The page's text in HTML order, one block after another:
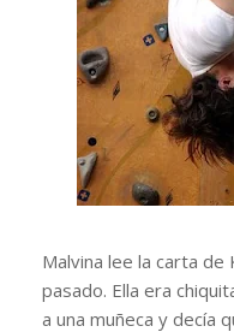
Malvina lee la carta
pasado. Ella era
a una muñeca y decía